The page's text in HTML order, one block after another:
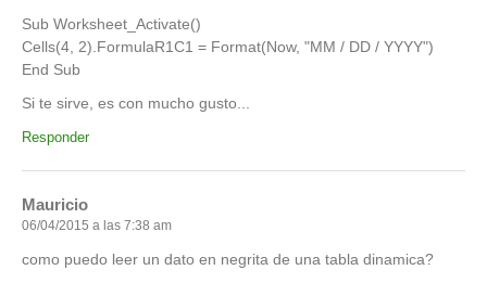
Sub Worksheet_Activate()
Cells(4, 2).FormulaR1C1 = Format(Now, "MM / DD / YYYY")
End Sub
Si te sirve, es con mucho gusto...
Responder
Mauricio
06/04/2015 a las 7:38 am
como puedo leer un dato en negrita de una tabla dinamica?